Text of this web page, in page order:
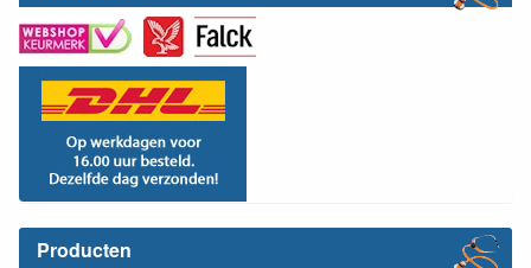
Producten